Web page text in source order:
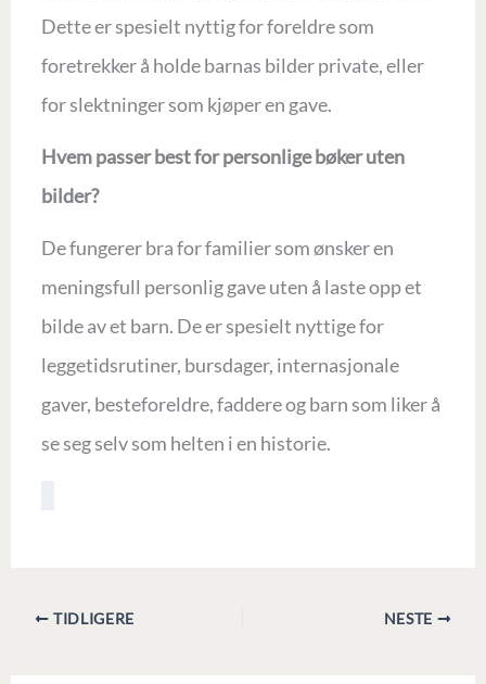
Dette er spesielt nyttig for foreldre som
foretrekker å holde barnas bilder private, eller
for slektninger som kjøper en gave.
Hvem passer best for personlige bøker uten
bilder?
De fungerer bra for familier som ønsker en
meningsfull personlig gave uten å laste opp et
bilde av et barn. De er spesielt nyttige for
leggetidsrutiner, bursdager, internasjonale
gaver, besteforeldre, faddere og barn som liker å
se seg selv som helten i en historie.
TIDLIGERE NESTE